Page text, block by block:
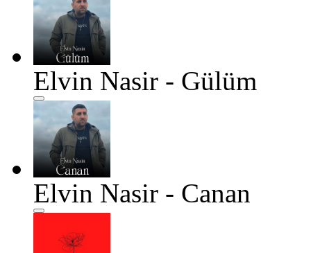
Elvin Nasir - Gülüm
Elvin Nasir - Canan